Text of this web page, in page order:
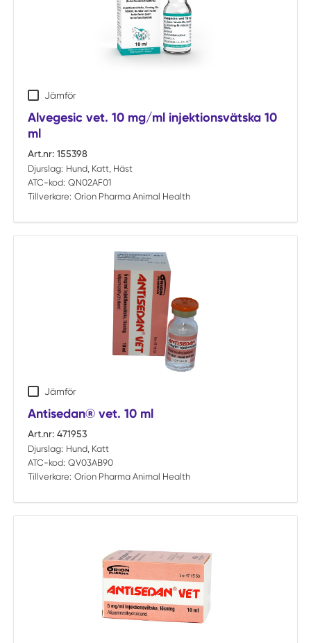
Jämför
Alvegesic vet. 10 mg/ml injektionsvätska 10
ml
Art.nr: 155398
Djurslag: Hund, Katt, Häst
ATC-kod: QN02AF01
Tillverkare: Orion Pharma Animal Health
Jämför
Antisedan® vet. 10 ml
Art.nr: 471953
Djurslag: Hund, Katt
ATC-kod: QV03AB90
Tillverkare: Orion Pharma Animal Health